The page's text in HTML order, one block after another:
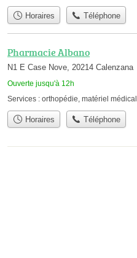
Horaires Téléphone
Pharmacie Albano
N1 E Case Nove, 20214 Calenzana
Ouverte jusqu'à 12h
Services : orthopédie matériel médical
Horaires Téléphone